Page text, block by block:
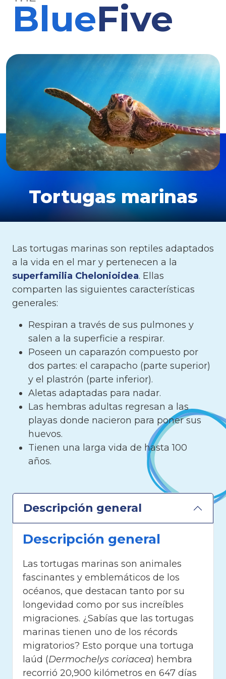
BlueFive
Tortugas marinas
Las tortugas marinas son reptiles adaptados
a la vida en el mar y pertenecen a la
superfamilia Chelonioidea. Ellas
comparten las siguientes características
generales:
Respiran a través de sus pulmones y
salen a la superficie a respirar.
Poseen un caparazón compuesto por
dos partes: el carapacho (parte superior)
y el plastrón (parte inferior).
Aletas adaptadas para nadar.
Las hembras adultas regresan a las
playas donde nacieron para poner sus
huevos.
Tienen una larga vida de hasta 100
años.
Descripción general
Descripción general
Las tortugas marinas son animales
fascinantes y emblemáticos de los
océanos, que destacan tanto por su
longevidad como por sus increíbles
migraciones. ¿Sabías que las tortugas
marinas tienen uno de los récords
migratorios? Esto porque una tortuga
laúd (Dermochelys coriacea) hembra
recorrió 20,900 kilómetros en 647 días